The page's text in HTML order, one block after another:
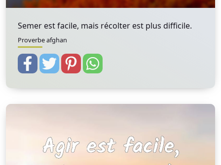
Semer est facile, mais récolter est plus difficile.
Proverbe afghan